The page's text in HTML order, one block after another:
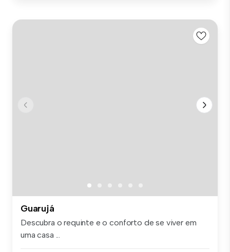
Guarujá
Descubra o requinte e o conforto de se viver em
uma casa ...